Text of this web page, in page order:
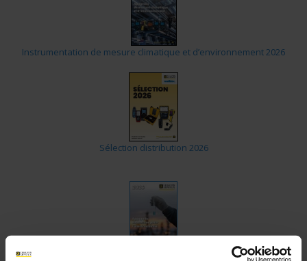
Instrumentation de mesure climatique et d’environnement 2026
Sélection distribution 2026
2026